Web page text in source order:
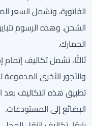
الفاتورة، وتشمل السعر
الشحن. وهذه الرسوم
الجمارك.
ثالثًا، تشمل تكاليف
والأجور الأخرى
تطبيق هذه التكاليف بعد
البضائع إلى المستودعات.